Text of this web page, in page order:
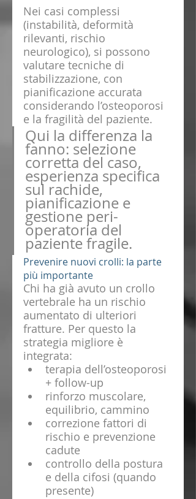
Nei casi complessi
(instabilità, deformità
rilevanti, rischio
neurologico), si possono
valutare tecniche di
stabilizzazione, con
pianificazione accurata
considerando l’osteoporosi
e la fragilità del paziente.
Qui la differenza la
fanno: selezione
corretta del caso,
esperienza specifica
sul rachide,
pianificazione e
gestione peri-
operatoria del
paziente fragile.
Prevenire nuovi crolli: la parte
più importante
Chi ha già avuto un crollo
vertebrale ha un rischio
aumentato di ulteriori
fratture. Per questo la
strategia migliore è
integrata:
terapia dell’osteoporosi
+ follow-up
rinforzo muscolare,
equilibrio, cammino
correzione fattori di
rischio e prevenzione
cadute
controllo della postura
e della cifosi (quando
presente)